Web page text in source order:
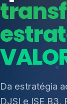
Consultoria,
ISO 27701, ISO
14001, ISO
resíduos
Índices de
Mudanças
Reputação e
Reporte